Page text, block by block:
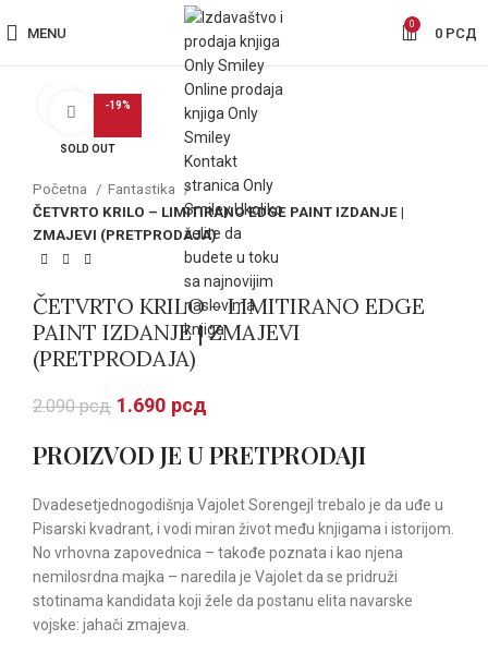
MENU
0
0 РСД
-19%
SOLD OUT
Click to enlarge
Početna
Fantastika
ČETVRTO KRILO – LIMITIRANO EDGE PAINT IZDANJE |
ZMAJEVI (PRETPRODAJA)
ČETVRTO KRILO – LIMITIRANO EDGE
PAINT IZDANJE | ZMAJEVI
(PRETPRODAJA)
2.090рсд 1.690 рсд
PROIZVOD JE U PRETPRODAJI
Dvadesetjednogodišnja Vajolet Sorengejl trebalo je da uđe u
Pisarski kvadrant, i vodi miran život među knjigama i istorijom.
No vrhovna zapovednica – takođe poznata i kao njena
nemilosrdna majka – naredila je Vajolet da se pridruži
stotinama kandidata koji žele da postanu elita navarske
vojske: jahači zmajeva.